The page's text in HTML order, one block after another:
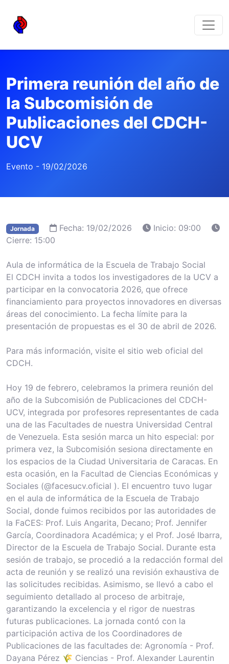
Primera reunión del año de
la Subcomisión de
Publicaciones del CDCH-
UCV
Evento - 19/02/2026
Jornada Fecha: 19/02/2026
Inicio: 09:00
Cierre: 15:00
Aula de informática de la Escuela de Trabajo Social
El CDCH invita a todos los investigadores de la UCV a
participar en la convocatoria 2026, que ofrece
financiamiento para proyectos innovadores en diversas
áreas del conocimiento. La fecha límite para la
presentación de propuestas es el 30 de abril de 2026.
Para más información, visite el sitio web oficial del
CDCH.
Hoy 19 de febrero, celebramos la primera reunión del
año de la Subcomisión de Publicaciones del CDCH-
UCV, integrada por profesores representantes de cada
una de las Facultades de nuestra Universidad Central
de Venezuela. Esta sesión marca un hito especial: por
primera vez, la Subcomisión sesiona directamente en
los espacios de la Ciudad Universitaria de Caracas. En
esta ocasión, en la Facultad de Ciencias Económicas y
Sociales (@facesucv.oficial ). El encuentro tuvo lugar
en el aula de informática de la Escuela de Trabajo
Social, donde fuimos recibidos por las autoridades de
la FaCES: Prof. Luis Angarita, Decano; Prof. Jennifer
García, Coordinadora Académica; y el Prof. José Ibarra,
Director de la Escuela de Trabajo Social. Durante esta
sesión de trabajo, se procedió a la redacción formal del
acta de reunión y se realizó una revisión exhaustiva de
las solicitudes recibidas. Asimismo, se llevó a cabo el
seguimiento detallado al proceso de arbitraje,
garantizando la excelencia y el rigor de nuestras
futuras publicaciones. La jornada contó con la
participación activa de los Coordinadores de
Publicaciones de las facultades de: Agronomía - Prof.
Dayana Pérez 🌾 Ciencias - Prof. Alexander Laurentin